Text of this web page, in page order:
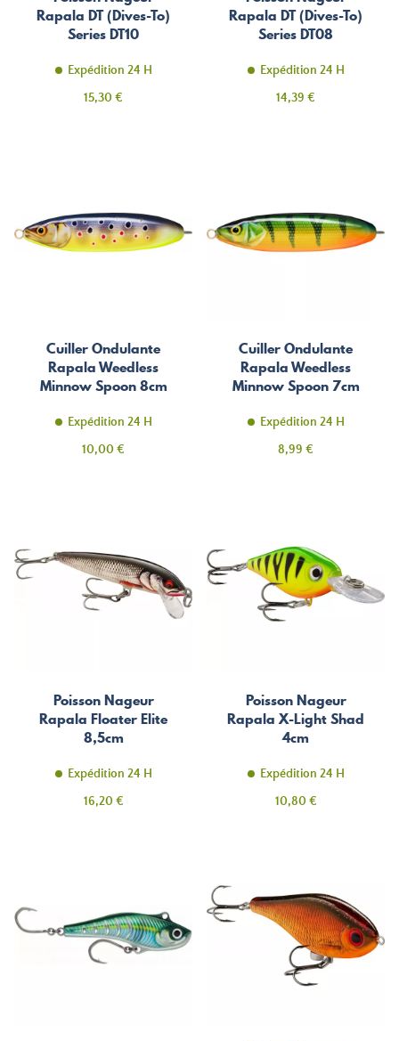
Rapala DT (Dives-To)
Series DT10
Expédition 24 H
Prix
15,30 €
Rapala DT (Dives-To)
Series DT08
Expédition 24 H
Prix
14,39 €
Cuiller Ondulante
Rapala Weedless
Minnow Spoon 8cm
Expédition 24 H
Prix
10,00 €
Cuiller Ondulante
Rapala Weedless
Minnow Spoon 7cm
Expédition 24 H
Prix
8,99 €
Poisson Nageur
Rapala Floater Elite
8,5cm
Expédition 24 H
Prix
16,20 €
Poisson Nageur
Rapala X-Light Shad
4cm
Expédition 24 H
Prix
10,80 €